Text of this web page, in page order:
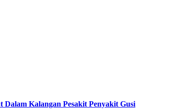
Kalangan Pesakit Penyakit Gusi